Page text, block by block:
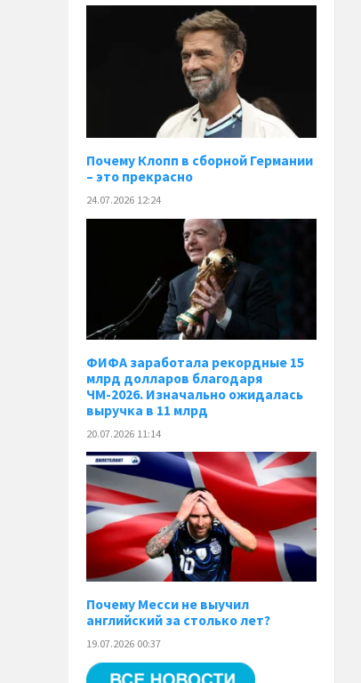
Почему Клопп в сборной Германии
– это прекрасно
24.07.2026 12:24
ФИФА заработала рекордные 15
млрд долларов благодаря
ЧМ-2026. Изначально ожидалась
выручка в 11 млрд
20.07.2026 11:14
Почему Месси не выучил
английский за столько лет?
19.07.2026 00:37